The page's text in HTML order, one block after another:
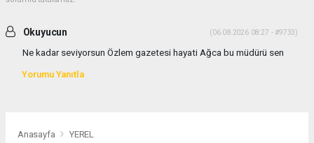
Okuyucun (06.08.2026 08:27 - #9733)
Ne kadar seviyorsun Özlem gazetesi hayati Ağca bu müdürü sen
Yorumu Yanıtla
Anasayfa YEREL